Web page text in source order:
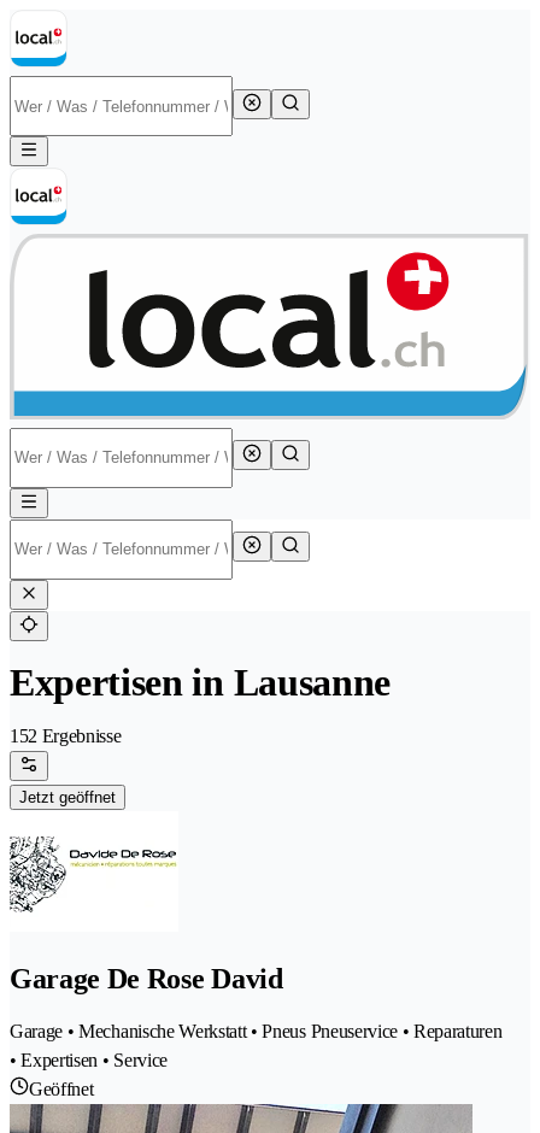
Expertisen in Lausanne
152 Ergebnisse
Jetzt geöffnet
Garage De Rose David
Garage • Mechanische Werkstatt • Pneus Pneuservice • Reparaturen
• Expertisen • Service
Geöffnet